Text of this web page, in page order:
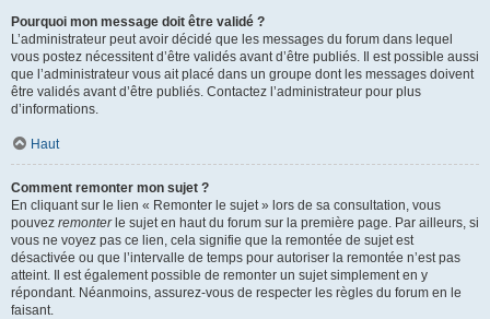
Pourquoi mon message doit être validé ?
L’administrateur peut avoir décidé que les messages du forum dans lequel
vous postez nécessitent d’être validés avant d’être publiés. Il est possible aussi
que l’administrateur vous ait placé dans un groupe dont les messages doivent
être validés avant d’être publiés. Contactez l’administrateur pour plus
d’informations.
Haut
Comment remonter mon sujet ?
En cliquant sur le lien « Remonter le sujet » lors de sa consultation, vous
pouvez remonterle sujet en haut du forum sur la première page. Par ailleurs, si
vous ne voyez pas ce lien, cela signifie que la remontée de sujet est
désactivée ou que l’intervalle de temps pour autoriser la remontée n’est pas
atteint. Il est également possible de remonter un sujet simplement en y
répondant. Néanmoins, assurez-vous de respecter les règles du forum en le
faisant.